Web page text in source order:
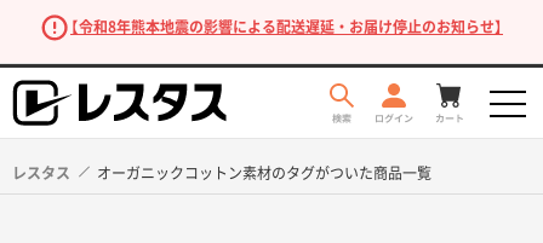
【令和8年熊本地震の影響による配送遅延・お届け停止のお知らせ】
レスタス オーガニックコットン素材のタグがついた商品一覧